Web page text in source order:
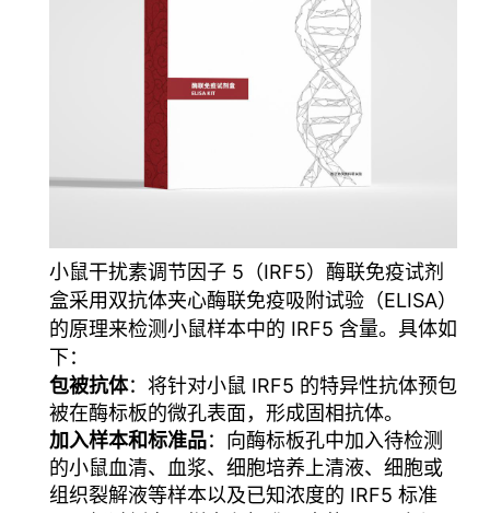
小鼠干扰素调节因子 5（IRF5）酶联免疫试剂
盒采用双抗体夹心酶联免疫吸附试验（ELISA）
的原理来检测小鼠样本中的 IRF5 含量。具体如
下：
包被抗体：将针对小鼠 IRF5 的特异性抗体预包
被在酶标板的微孔表面，形成固相抗体。
加入样本和标准品：向酶标板孔中加入待检测
的小鼠血清、血浆、细胞培养上清液、细胞或
组织裂解液等样本以及已知浓度的 IRF5 标准